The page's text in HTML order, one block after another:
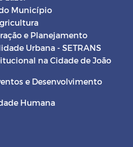
Município
e Planejamento
Urbana - SETRANS
na Cidade de João
e Desenvolvimento
Humana